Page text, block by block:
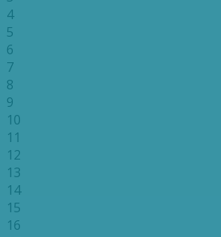
4
5
6
7
8
9
10
11
12
13
14
15
16